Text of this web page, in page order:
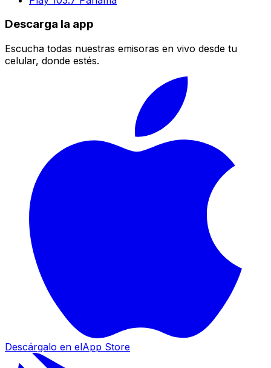
Descarga la app
Escucha todas nuestras emisoras en vivo desde tu
celular, donde estés.
Descárgalo en elApp Store